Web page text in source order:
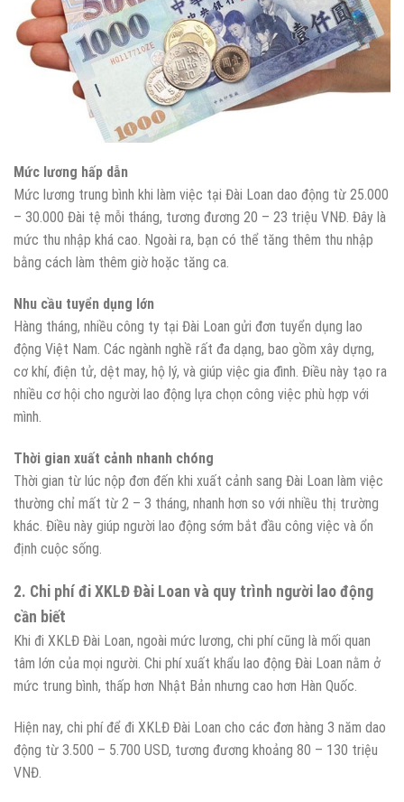
Mức lương hấp dẫn
Mức lương trung bình khi làm việc tại Đài Loan dao động từ 25.000
– 30.000 Đài tệ mỗi tháng, tương đương 20 – 23 triệu VNĐ. Đây là
mức thu nhập khá cao. Ngoài ra, bạn có thể tăng thêm thu nhập
bằng cách làm thêm giờ hoặc tăng ca.
Nhu cầu tuyển dụng lớn
Hàng tháng, nhiều công ty tại Đài Loan gửi đơn tuyển dụng lao
động Việt Nam. Các ngành nghề rất đa dạng, bao gồm xây dựng,
cơ khí, điện tử, dệt may, hộ lý, và giúp việc gia đình. Điều này tạo ra
nhiều cơ hội cho người lao động lựa chọn công việc phù hợp với
mình.
Thời gian xuất cảnh nhanh chóng
Thời gian từ lúc nộp đơn đến khi xuất cảnh sang Đài Loan làm việc
thường chỉ mất từ 2 – 3 tháng, nhanh hơn so với nhiều thị trường
khác. Điều này giúp người lao động sớm bắt đầu công việc và ổn
định cuộc sống.
2. Chi phí đi XKLĐ Đài Loan và quy trình người lao động
cần biết
Khi đi XKLĐ Đài Loan, ngoài mức lương, chi phí cũng là mối quan
tâm lớn của mọi người. Chi phí xuất khẩu lao động Đài Loan nằm ở
mức trung bình, thấp hơn Nhật Bản nhưng cao hơn Hàn Quốc.
Hiện nay, chi phí để đi XKLĐ Đài Loan cho các đơn hàng 3 năm dao
động từ 3.500 – 5.700 USD, tương đương khoảng 80 – 130 triệu
VNĐ.